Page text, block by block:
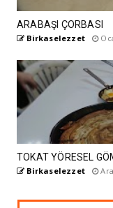
ARABAŞI ÇORBASI
Birkaselezzet
TOKAT YÖRESEL
Birkaselezzet